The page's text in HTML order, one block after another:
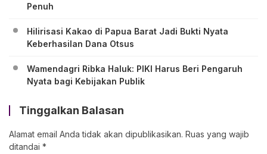
Penuh
Hilirisasi Kakao di Papua Barat Jadi Bukti Nyata
Keberhasilan Dana Otsus
Wamendagri Ribka Haluk: PIKI Harus Beri Pengaruh
Nyata bagi Kebijakan Publik
Tinggalkan Balasan
Alamat email Anda tidak akan dipublikasikan. Ruas yang wajib
ditandai *